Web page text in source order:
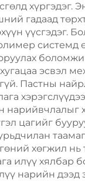
хүргэдэг.
гадаад
үүсгэдэг.
системд
эсвэл
Пастны
нарийвчлалыг
цагийг
хөгжил нь
илүү хялбар
нарийн дээд